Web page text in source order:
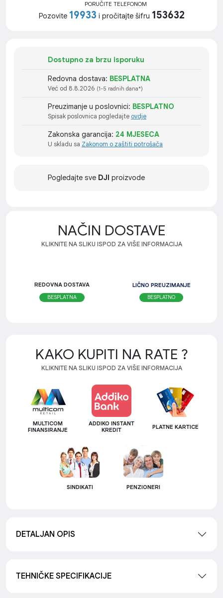
PORUČITE TELEFONOM
Pozovite 19933 i pročitajte šifru 153632
Dostupno za brzu isporuku
Redovna dostava: BESPLATNA
Već od 8.8.2026 (1-5 radnih dana*)
Preuzimanje u poslovnici: BESPLATNO
Spisak poslovnica pogledajte ovdje
Zakonska garancija: 24 MJESECA
U skladu sa Zakonom o zaštiti potrošača
Pogledajte sve DJI proizvode
NAČIN DOSTAVE
KLIKNITE NA SLIKU ISPOD ZA VIŠE INFORMACIJA
REDOVNA DOSTAVA
BESPLATNA
LIČNO PREUZIMANJE
BESPLATNO
KAKO KUPITI NA RATE ?
KLIKNITE NA SLIKU ISPOD ZA VIŠE INFORMACIJA
MULTICOM
FINANSIRANJE
ADDIKO INSTANT
KREDIT
PLATNE KARTICE
SINDIKATI PENZIONERI
DETALJAN OPIS
TEHNIČKE SPECIFIKACIJE